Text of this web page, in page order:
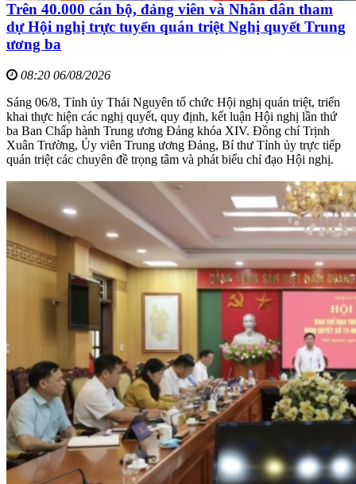
Trên 40.000 cán bộ, đảng viên và Nhân dân tham
dự Hội nghị trực tuyến quán triệt Nghị quyết Trung
ương ba
08:20 06/08/2026
Sáng 06/8, Tỉnh ủy Thái Nguyên tổ chức Hội nghị quán triệt, triển
khai thực hiện các nghị quyết, quy định, kết luận Hội nghị lần thứ
ba Ban Chấp hành Trung ương Đảng khóa XIV. Đồng chí Trịnh
Xuân Trường, Ủy viên Trung ương Đảng, Bí thư Tỉnh ủy trực tiếp
quán triệt các chuyên đề trọng tâm và phát biểu chỉ đạo Hội nghị.